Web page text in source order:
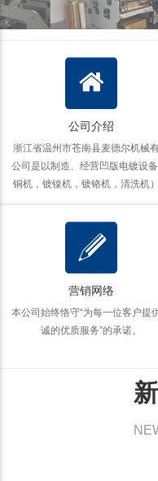
公司介绍
浙江省温州市苍南县麦德尔机械
公司是以制造、经营凹版电镀设
铜机，镀镍机，镀铬机，清洗机）
营销网络
本公司始终恪守“为每一位客户提
诚的优质服务”的承诺。